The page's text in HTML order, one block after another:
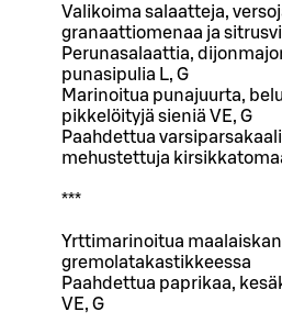
Valikoima salaatteja,
granaattiomenaa ja
Perunasalaattia,
punasipulia L, G
Marinoitua punajuurta,
pikkelöityjä sieniä VE, G
Paahdettua
mehustettuja
***
Yrttimarinoitua
gremolatakastikkeessa
Paahdettua paprikaa,
VE, G